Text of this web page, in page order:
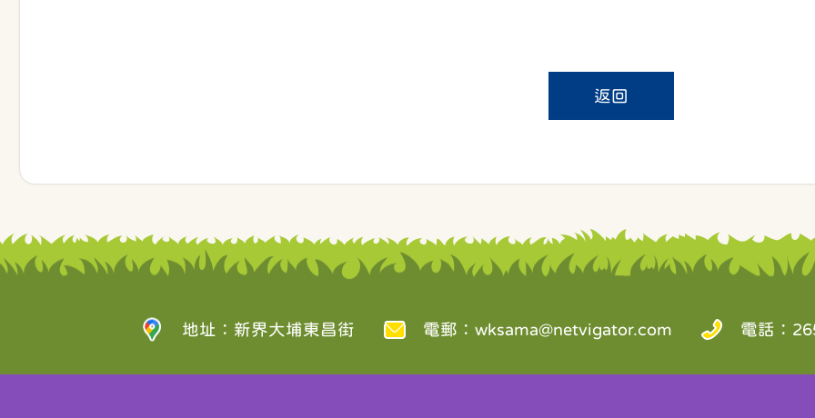
返回
地址：新界大埔東昌街 電郵： wksama@netvigator.com 電話：